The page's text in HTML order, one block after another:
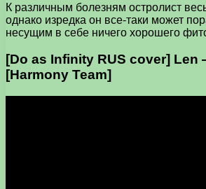
К различным болезням остролист
однако изредка он все-таки может
несущим в себе ничего хорошего
[Do as Infinity RUS cover] Len
[Harmony Team]